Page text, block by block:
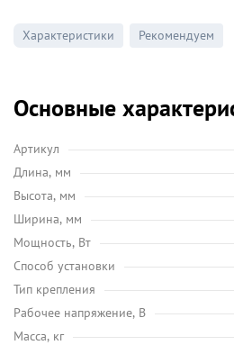
Характеристики Рекомендуем
Основные
Артикул
Длина, мм
Высота, мм
Ширина, мм
Мощность, Вт
Способ установки
Тип крепления
Рабочее напряжение, В
Масса, кг